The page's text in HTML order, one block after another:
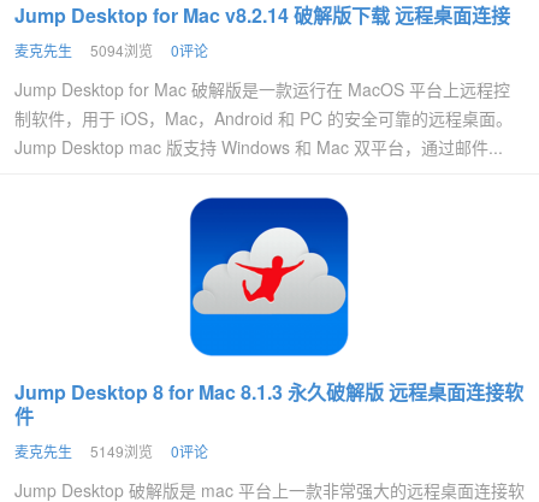
Jump Desktop for Mac v8.2.14 破解版下载 远程桌面连接
麦克先生 5094浏览 0评论
Jump Desktop for Mac 破解版是一款运行在 MacOS 平台上远程控
制软件，用于 iOS，Mac，Android 和 PC 的安全可靠的远程桌面。
Jump Desktop mac 版支持 Windows 和 Mac 双平台，通过邮件...
Jump Desktop 8 for Mac 8.1.3 永久破解版 远程桌面连接软
件
麦克先生 5149浏览 0评论
Jump Desktop 破解版是 mac 平台上一款非常强大的远程桌面连接软